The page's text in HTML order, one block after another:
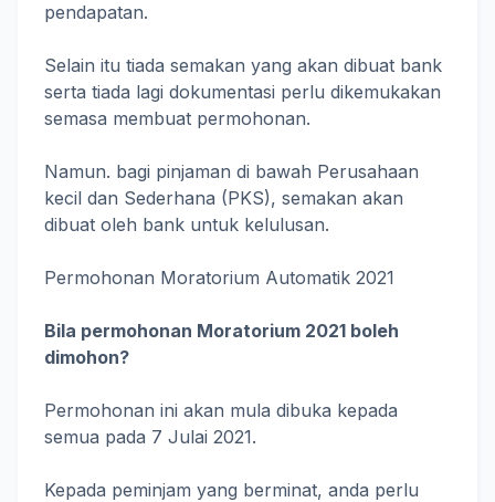
pendapatan.
Selain itu tiada semakan yang akan dibuat bank
serta tiada lagi dokumentasi perlu dikemukakan
semasa membuat permohonan.
Namun. bagi pinjaman di bawah Perusahaan
kecil dan Sederhana (PKS), semakan akan
dibuat oleh bank untuk kelulusan.
Permohonan Moratorium Automatik 2021
Bila permohonan Moratorium 2021 boleh
dimohon?
Permohonan ini akan mula dibuka kepada
semua pada 7 Julai 2021.
Kepada peminjam yang berminat, anda perlu